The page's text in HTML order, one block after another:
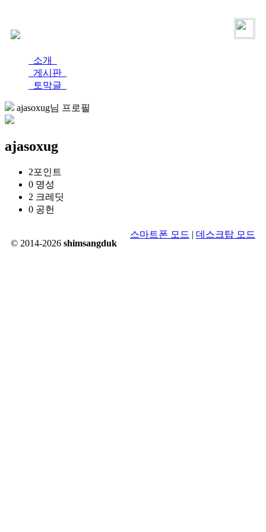
소개
게시판
토막글
ajasoxug님 프로필
ajasoxug
2포인트
0 명성
2 크레딧
0 공헌
© 2014-2026 shimsangduk
스마트폰 모드 | 데스크탑 모드